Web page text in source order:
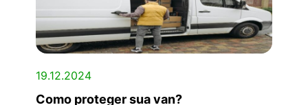
19.12.2024
Como proteger sua van?